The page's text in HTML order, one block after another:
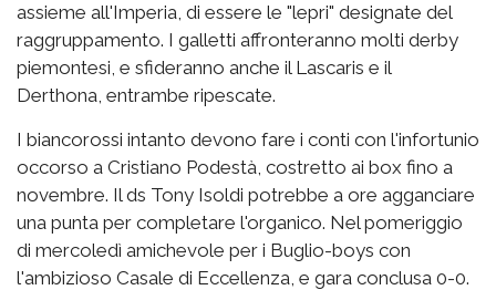
assieme all'Imperia, di essere le "lepri" designate del
raggruppamento. I galletti affronteranno molti derby
piemontesi, e sfideranno anche il Lascaris e il
Derthona, entrambe ripescate.
I biancorossi intanto devono fare i conti con l'infortunio
occorso a Cristiano Podestà, costretto ai box fino a
novembre. Il ds Tony Isoldi potrebbe a ore agganciare
una punta per completare l'organico. Nel pomeriggio
di mercoledì amichevole per i Buglio-boys con
l'ambizioso Casale di Eccellenza, e gara conclusa 0-0.